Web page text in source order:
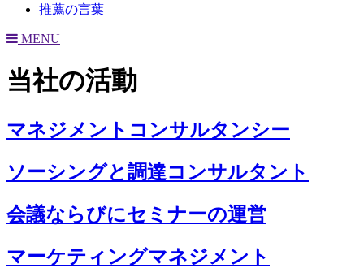
推薦の言葉
MENU
当社の活動
マネジメントコンサルタンシー
ソーシングと調達コンサルタント
会議ならびにセミナーの運営
マーケティングマネジメント